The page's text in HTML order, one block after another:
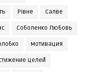
Рівне Салве
Соболенко Любовь
мотивация
целей